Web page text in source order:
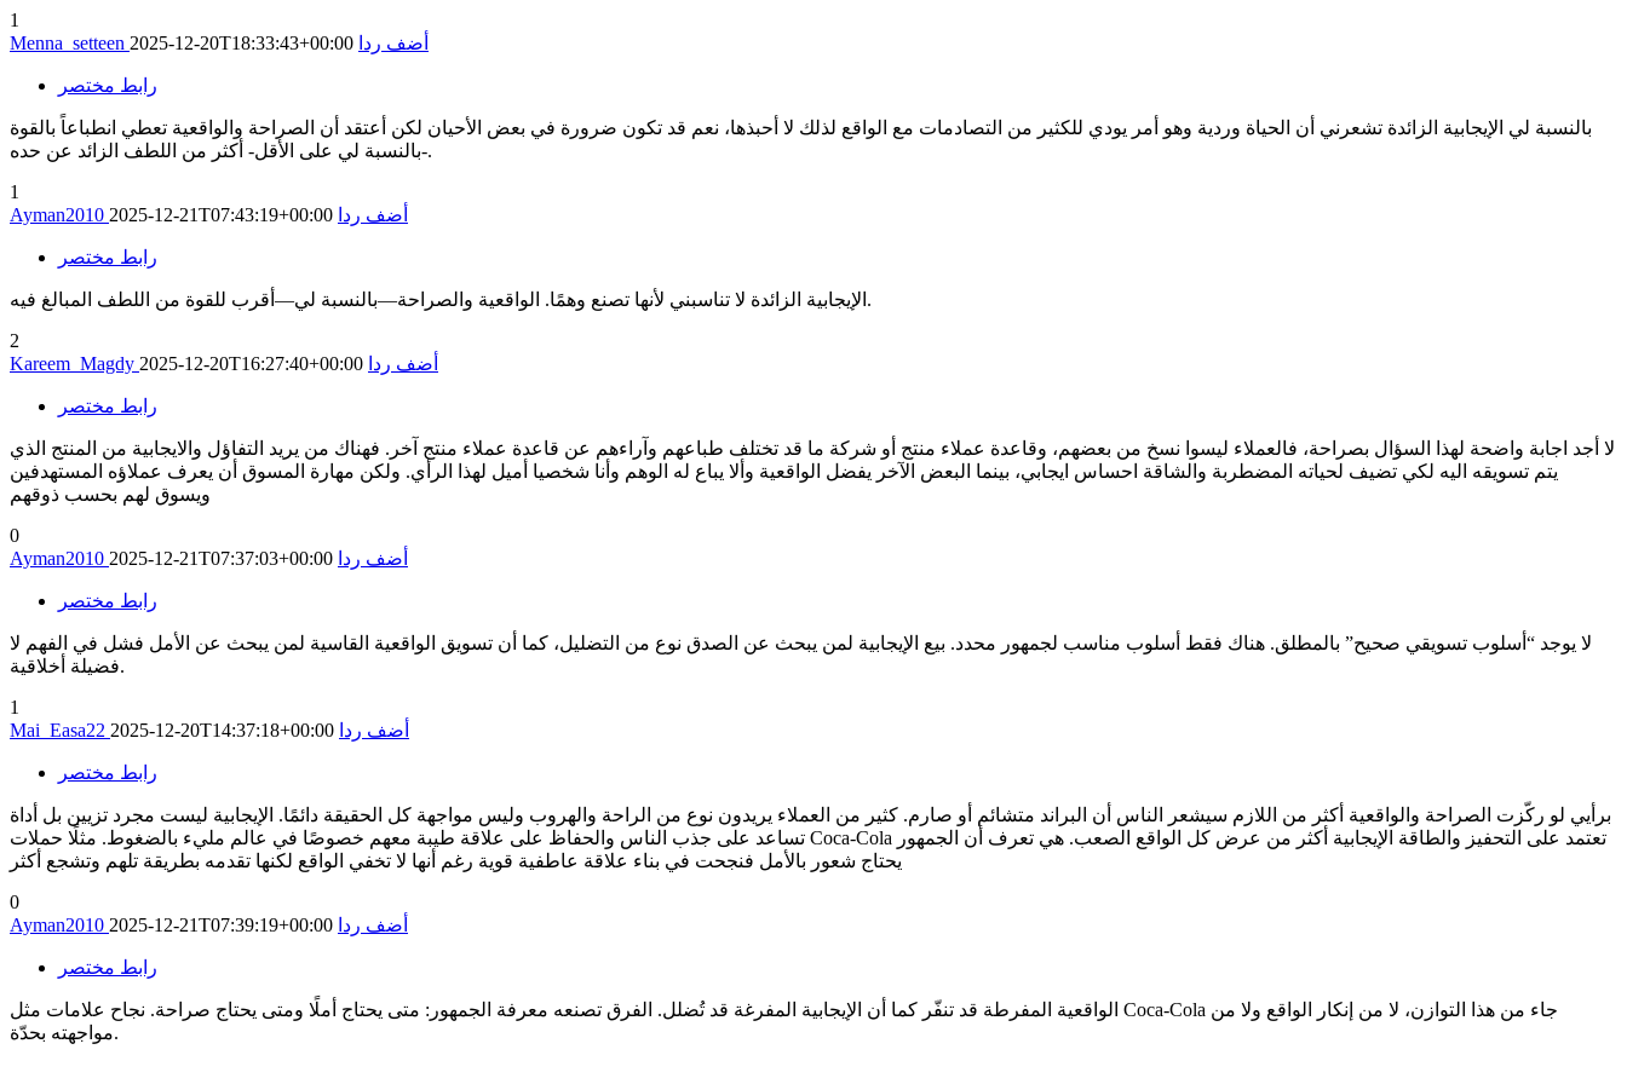
1
Menna_setteen 2025-12-20T18:33:43+00:00 أضف ردا
رابط مختصر
بالنسبة لي الإيجابية الزائدة تشعرني أن الحياة وردية وهو أمر يودي للكثير من التصادمات مع الواقع لذلك لا أحبذها، نعم قد تكون ضرورة في بعض الأحيان لكن أعتقد أن الصراحة والواقعية تعطي انطباعاً بالقوة
-بالنسبة لي على الأقل- أكثر من اللطف الزائد عن حده.
1
Ayman2010 2025-12-21T07:43:19+00:00 أضف ردا
رابط مختصر
الإيجابية الزائدة لا تناسبني لأنها تصنع وهمًا. الواقعية والصراحة—بالنسبة لي—أقرب للقوة من اللطف المبالغ فيه.
2
Kareem_Magdy 2025-12-20T16:27:40+00:00 أضف ردا
رابط مختصر
لا أجد اجابة واضحة لهذا السؤال بصراحة، فالعملاء ليسوا نسخ من بعضهم، وقاعدة عملاء منتج أو شركة ما قد تختلف طباعهم وآراءهم عن قاعدة عملاء منتج آخر. فهناك من يريد التفاؤل والايجابية من المنتج الذي
يتم تسويقه اليه لكي تضيف لحياته المضطربة والشاقة احساس ايجابي، بينما البعض الآخر يفضل الواقعية وألا يباع له الوهم وأنا شخصيا أميل لهذا الرأي. ولكن مهارة المسوق أن يعرف عملاؤه المستهدفين
ويسوق لهم بحسب ذوقهم
0
Ayman2010 2025-12-21T07:37:03+00:00 أضف ردا
رابط مختصر
لا يوجد “أسلوب تسويقي صحيح” بالمطلق. هناك فقط أسلوب مناسب لجمهور محدد. بيع الإيجابية لمن يبحث عن الصدق نوع من التضليل، كما أن تسويق الواقعية القاسية لمن يبحث عن الأمل فشل في الفهم لا
فضيلة أخلاقية.
1
Mai_Easa22 2025-12-20T14:37:18+00:00 أضف ردا
رابط مختصر
برأيي لو ركّزت الصراحة والواقعية أكثر من اللازم سيشعر الناس أن البراند متشائم أو صارم. كثير من العملاء يريدون نوع من الراحة والهروب وليس مواجهة كل الحقيقة دائمًا. الإيجابية ليست مجرد تزيين بل أداة
تساعد على جذب الناس والحفاظ على علاقة طيبة معهم خصوصًا في عالم مليء بالضغوط. مثلًا حملات Coca-Cola تعتمد على التحفيز والطاقة الإيجابية أكثر من عرض كل الواقع الصعب. هي تعرف أن الجمهور
يحتاج شعور بالأمل فنجحت في بناء علاقة عاطفية قوية رغم أنها لا تخفي الواقع لكنها تقدمه بطريقة تلهم وتشجع أكثر
0
Ayman2010 2025-12-21T07:39:19+00:00 أضف ردا
رابط مختصر
الواقعية المفرطة قد تنفّر كما أن الإيجابية المفرغة قد تُضلل. الفرق تصنعه معرفة الجمهور: متى يحتاج أملًا ومتى يحتاج صراحة. نجاح علامات مثل Coca-Cola جاء من هذا التوازن، لا من إنكار الواقع ولا من
مواجهته بحدّة.